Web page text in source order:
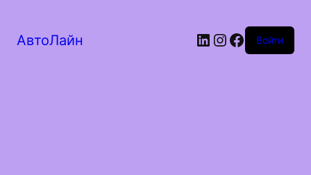
АвтоЛайн LinkedIn
Instagram
Facebook
Войти